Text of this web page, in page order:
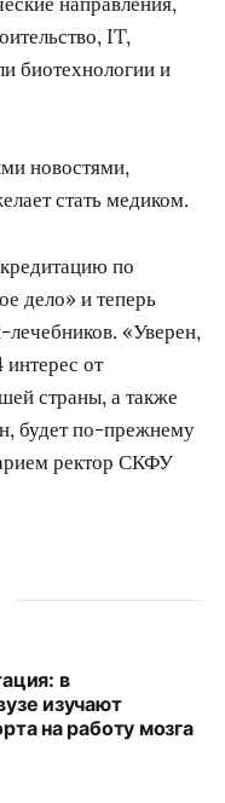
IT,
биотехнологии и
новостями,
стать медиком.
по
дело» и теперь
лечебников. «Уверен,
от
страны, а также
будет по-прежнему
ректор СКФУ
в
изучают
на работу мозга